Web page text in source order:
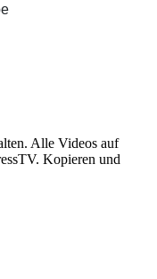
Alle Videos auf
Kopieren und